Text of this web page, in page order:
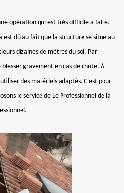
opération qui est très difficile à faire.
est dû au fait que la structure se situe au
dizaines de mètres du sol. Par
blesser gravement en cas de chute. À
des matériels adaptés. C'est pour
le service de Le Professionnel de la